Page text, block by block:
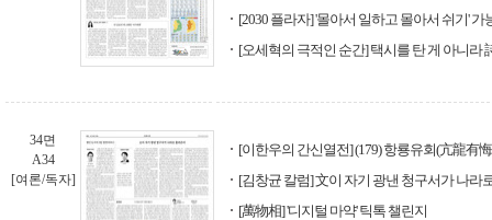
[2030 플라자] '몰아서 일하고 몰아서 쉬기' 가
[오세혁의 극적인 순간] 택시를 탄 게 아니라
34면
A34
[여론/독자]
[이한우의 간신열전] (179) 항룡유회(亢龍有
[김창균 칼럼] 文이 자기 광낸 청구서가 나라
[萬物相] '디지털 마약' 틱톡 챌린지